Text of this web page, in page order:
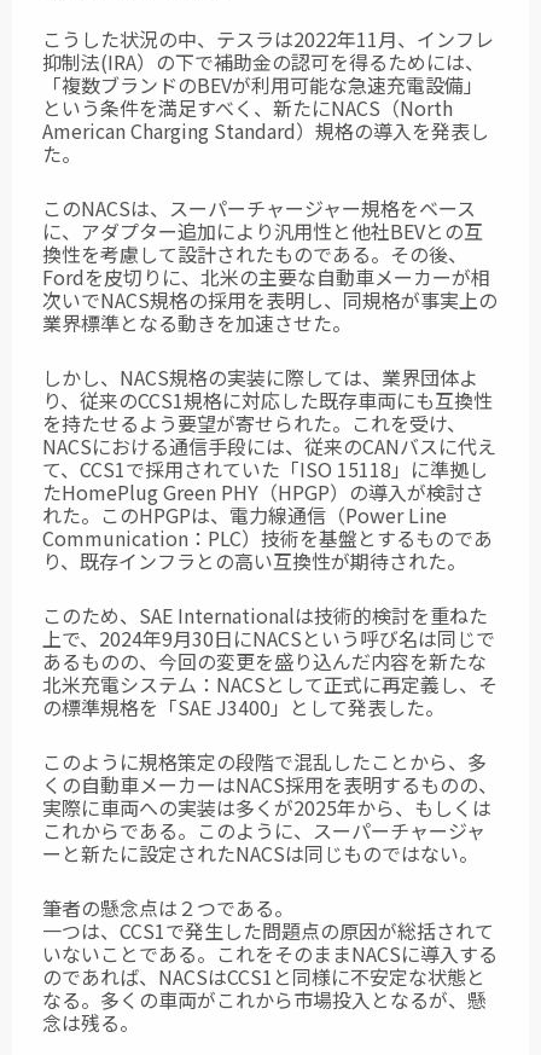
こうした状況の中、テスラは2022年11月、インフレ
抑制法(IRA）の下で補助金の認可を得るためには、
「複数ブランドのBEVが利用可能な急速充電設備」
という条件を満足すべく、新たにNACS（North
American Charging Standard）規格の導入を発表し
た。
このNACSは、スーパーチャージャー規格をベース
に、アダプター追加により汎用性と他社BEVとの互
換性を考慮して設計されたものである。その後、
Fordを皮切りに、北米の主要な自動車メーカーが相
次いでNACS規格の採用を表明し、 同規格が事実上の
業界標準となる動きを加速させた。
しかし、NACS規格の実装に際しては、業界団体よ
り、従来のCCS1規格に対応した既存車両にも互換性
を持たせるよう要望が寄せられた。これを受け、
NACSにおける通信手段には、従来のCANバスに代え
て、CCS1で採用されていた「ISO 15118」に準拠し
たHomePlug Green PHY（HPGP）の導入が検討さ
れた。このHPGPは、 電力線通信（Power Line
Communication：PLC）技術を基盤とするものであ
り、 既存インフラとの高い互換性が期待された。
このため、SAE Internationalは技術的検討を重ねた
上で、2024年9月30日にNACSという呼び名は同じで
あるものの、今回の変更を盛り込んだ内容を新たな
北米充電システム：NACSとして正式に再定義し、そ
の標準規格を「SAE J3400」 として発表した。
このように規格策定の段階で混乱したことから、多
くの自動車メーカーはNACS採用を表明するものの、
実際に車両への実装は多くが2025年から、もしくは
これからである。 このように、スーパーチャージャ
ーと新たに設定されたNACSは同じものではない。
筆者の懸念点は２つである。
一つは、CCS1で発生した問題点の原因が総括されて
いないことである。これをそのままNACSに導入する
のであれば、NACSはCCS1と同様に不安定な状態と
なる。 多くの車両がこれから市場投入となるが、懸
念は残る。